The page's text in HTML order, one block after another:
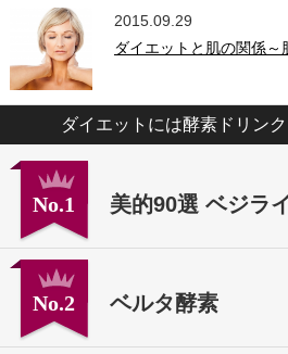
2015.09.29
ダイエットと肌の関係
ダイエットには酵素ドリン
No.1 美的90選 ベジラ
No.2 ベルタ酵素